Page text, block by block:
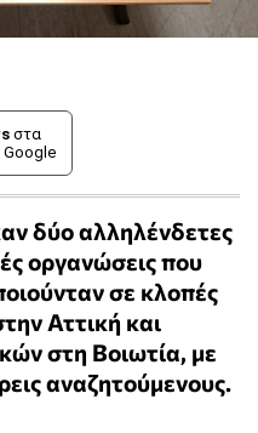
στα
Google
δύο αλληλένδετες
οργανώσεις που
σε κλοπές
Αττική και
στη Βοιωτία, με
αναζητούμενους.